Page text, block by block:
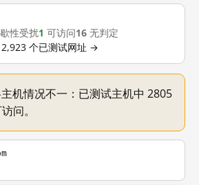
性受扰1 可访问16 无判定
个已测试网址 →
机情况不一：已测试主机中 2805
问。